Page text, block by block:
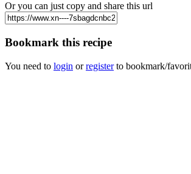
Or you can just copy and share this url
Bookmark this recipe
You need to login orregisterto bookmark/